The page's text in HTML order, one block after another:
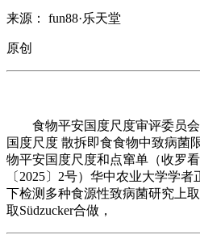
来源： fun88·乐天堂
原创
食物平安国度尺度审评委员会
国度尺度 散拆即食食物中致病菌
物平安国度尺度和点窜单（收罗
〔2025〕2号）华中农业大学学
下检测多种食源性致病菌研究上
取Südzucker合做，